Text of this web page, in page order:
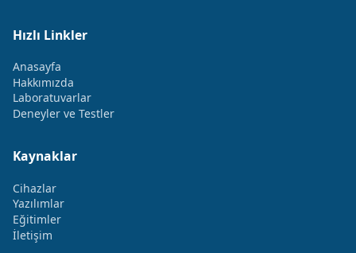
Hızlı Linkler
Anasayfa
Hakkımızda
Laboratuvarlar
Deneyler ve Testler
Kaynaklar
Cihazlar
Yazılımlar
Eğitimler
İletişim